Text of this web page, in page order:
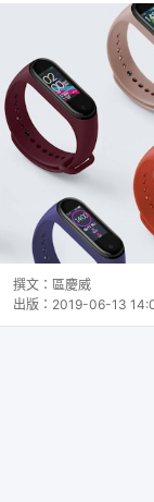
撰文： 區慶威
出版： 2019-06-13